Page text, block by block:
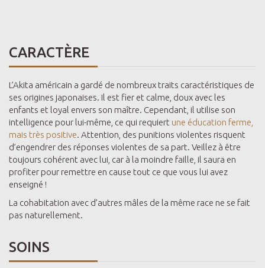
CARACTÈRE
L’Akita américain a gardé de nombreux traits caractéristiques de
ses origines japonaises. Il est fier et calme, doux avec les
enfants et loyal envers son maître. Cependant, il utilise son
intelligence pour lui-même, ce qui requiert une éducation ferme,
mais très positive. Attention, des punitions violentes risquent
d’engendrer des réponses violentes de sa part. Veillez à être
toujours cohérent avec lui, car à la moindre faille, il saura en
profiter pour remettre en cause tout ce que vous lui avez
enseigné !
La cohabitation avec d’autres mâles de la même race ne se fait
pas naturellement.
SOINS